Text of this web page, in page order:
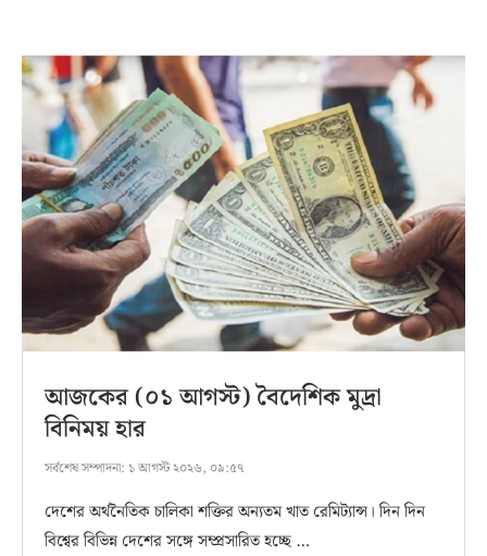
আজকের (০১ আগস্ট) বৈদেশিক মুদ্রা
বিনিময় হার
সর্বশেষ সম্পাদনা: ১ আগস্ট ২০২৬, ০৯:৫৭
দেশের অর্থনৈতিক চালিকা শক্তির অন্যতম খাত রেমিট্যান্স। দিন দিন
বিশ্বের বিভিন্ন দেশের সঙ্গে সম্প্রসারিত হচ্ছে …